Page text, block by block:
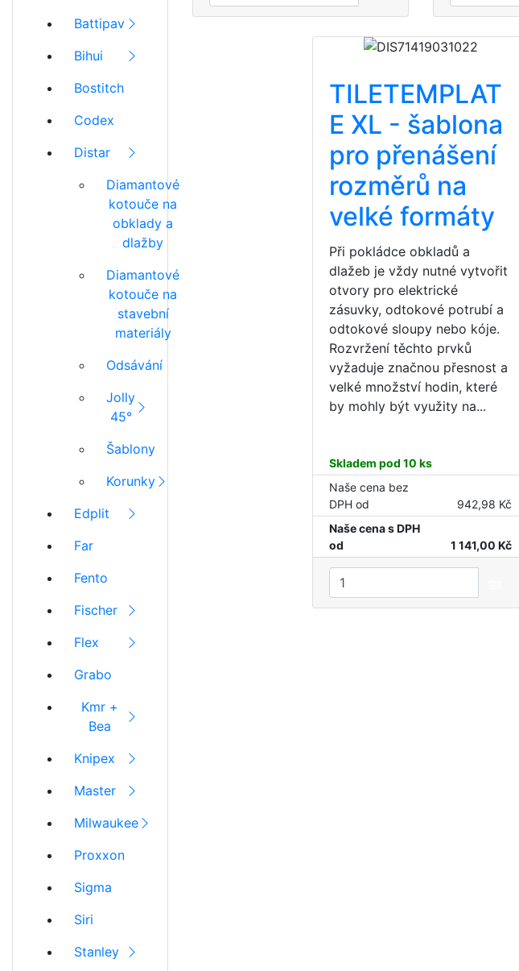
Battipav
Bihui
Bostitch
Codex
Distar
Diamantové
kotouče na
obklady a
dlažby
Diamantové
kotouče na
stavební
materiály
Odsávání
Jolly
45°
Šablony
Korunky
Edplit
Far
Fento
Fischer
Flex
Grabo
Kmr +
Bea
Knipex
Master
Milwaukee
Proxxon
Sigma
Siri
Stanley
TILETEMPLAT
E XL - šablona
pro přenášení
rozměrů na
velké formáty
Při pokládce obkladů a
dlažeb je vždy nutné vytvořit
otvory pro elektrické
zásuvky, odtokové potrubí a
odtokové sloupy nebo kóje.
Rozvržení těchto prvků
vyžaduje značnou přesnost a
velké množství hodin, které
by mohly být využity na...
Skladem pod 10 ks
Naše cena bez
DPH od
942,98 Kč
Naše cena s DPH
od
1 141,00 Kč